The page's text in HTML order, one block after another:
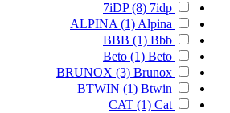
7iDP (8) 7idp
ALPINA (1) Alpina
BBB (1) Bbb
Beto (1) Beto
BRUNOX (3) Brunox
BTWIN (1) Btwin
CAT (1) Cat